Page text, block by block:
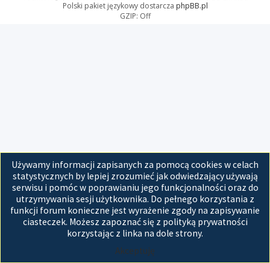
Używamy informacji zapisanych za pomocą cookies w celach
statystycznych by lepiej zrozumieć jak odwiedzający używają
serwisu i pomóc w poprawianiu jego funkcjonalności oraz do
utrzymywania sesji użytkownika. Do pełnego korzystania z
funkcji forum konieczne jest wyrażenie zgody na zapisywanie
ciasteczek. Możesz zapoznać się z polityką prywatności
korzystając z linka na dole strony.
Akceptuję
Polski pakiet językowy dostarcza phpBB.pl
GZIP: Off